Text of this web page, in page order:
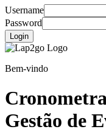
Username
Password
Login
Bem-vindo
Gestão de